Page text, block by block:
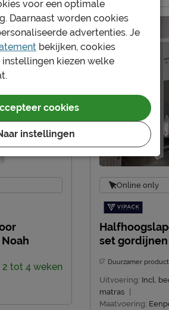
Niet mogelijk
Incl. bedbodem, excl.
matras
MDF
Afnemen met een vochtig
doekje
CBW voorwaarden
niet inbegrepen
duurzamer product
tot 4 weken
Online only
set gordijnen
Duurzamer product
Uitvoering: Incl.
matras
Maatvoering:
voor een optimale
Daarnaast worden cookies
advertenties. Je
bekijken, cookies
instellingen kiezen welke
instellingen
cookies